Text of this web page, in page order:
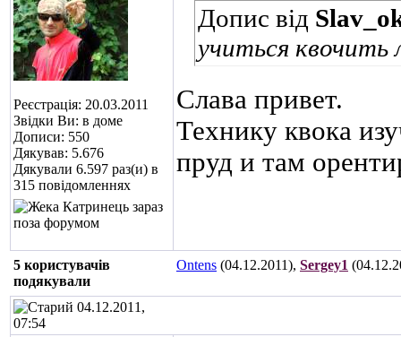
Реєстрація: 20.03.2011
Звідки Ви: в доме
Дописи: 550
Дякував: 5.676
Дякували 6.597 раз(и) в
315 повідомленнях
Допис від
учиться квочить
Слава привет.
Технику квока
пруд и там
5 користувачів
подякували
Ontens (04.12.2011), Sergey1
04.12.2011,
07:54